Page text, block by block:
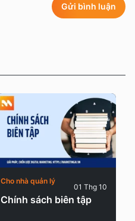
Gửi bình luận
Chính sách biên tập
Cho nhà quản lý
01 Thg 10